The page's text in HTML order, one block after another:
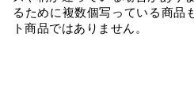
るために複数個写っている商品
ト商品ではありません。